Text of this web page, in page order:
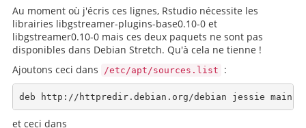
Au moment où j'écris ces lignes, Rstudio nécessite les
librairies libgstreamer-plugins-base0.10-0 et
libgstreamer0.10-0 mais ces deux paquets ne sont pas
disponibles dans Debian Stretch. Qu'à cela ne tienne !
Ajoutons ceci dans
/etc/apt/sources.list :
et ceci dans